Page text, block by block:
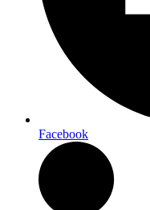
Facebook